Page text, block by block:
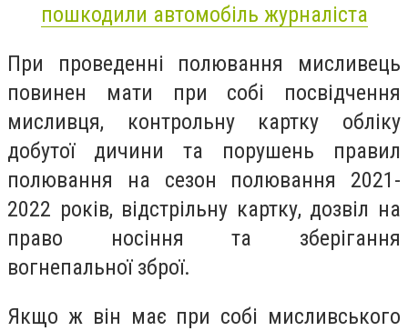
пошкодили автомобіль журналіста
При проведенні полювання мисливець
повинен мати при собі посвідчення
мисливця, контрольну картку обліку
добутої дичини та порушень правил
полювання на сезон полювання 2021-
2022 років, відстрільну картку, дозвіл на
право носіння та зберігання
вогнепальної зброї.
Якщо ж він має при собі мисливського